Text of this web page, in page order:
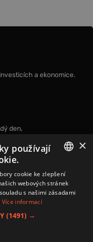
a ekonomice.
den,
souhlas spodmínkami
CZECH
×
používají
cookie ke zlepšení
webových stránek
s našimi zásadami
Více informací
(1491) →